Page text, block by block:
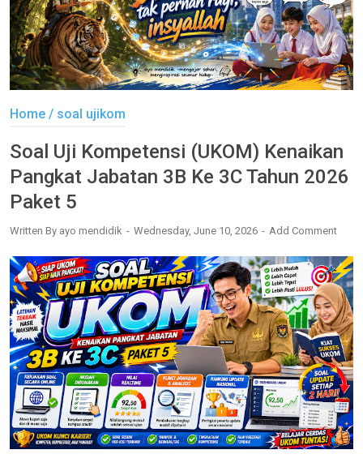
Home / soal ujikom
Soal Uji Kompetensi (UKOM) Kenaikan
Pangkat Jabatan 3B Ke 3C Tahun 2026
Paket 5
Written By ayo mendidik Wednesday, June 10, 2026 Add Comment